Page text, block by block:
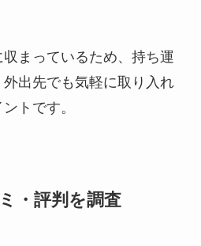
まっているため、持ち運
出先でも気軽に取り入れ
トです。
・評判を調査